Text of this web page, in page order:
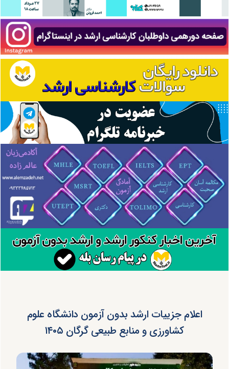
اعلام جزییات ارشد بدون آزمون دانشگاه علوم
کشاورزی و منابع طبیعی گرگان ۱۴۰۵